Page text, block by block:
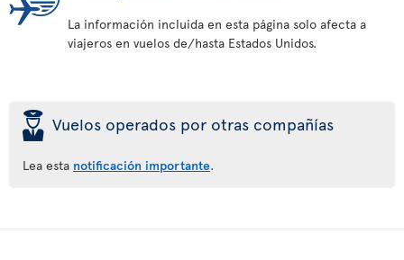
La información incluida en esta página solo afecta a
viajeros en vuelos de/hasta Estados Unidos.
þ Vuelos operados por otras compañías
Lea esta notificación importante.